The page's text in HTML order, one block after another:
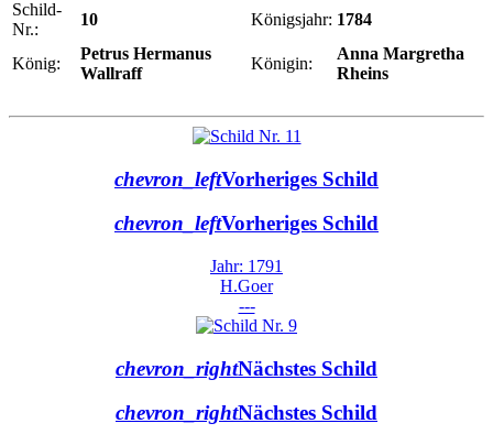
Schild-
Nr.:
10 Königsjahr: 1784
König:
Petrus Hermanus
Wallraff
Königin:
Anna Margretha
Rheins
chevron_leftVorheriges Schild
chevron_leftVorheriges Schild
Jahr: 1791
H.Goer
---
chevron_rightNächstes Schild
chevron_rightNächstes Schild